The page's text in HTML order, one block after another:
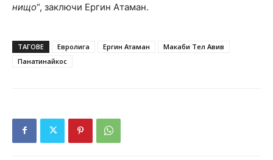
нищо“, заключи Ергин Атаман.
ТАГОВЕ Евролига Ергин Атаман
Макаби Тел Авив
Панатинайкос